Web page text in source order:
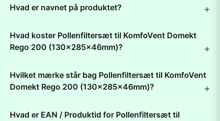
Hvad er navnet på produktet?
Hvad koster Pollenfiltersæt til KomfoVent Domekt
Rego 200 (130x285x46mm)?
Hvilket mærke står bag Pollenfiltersæt til KomfoVent
Domekt Rego 200 (130x285x46mm)?
Hvad er EAN / Produktid for Pollenfiltersæt til